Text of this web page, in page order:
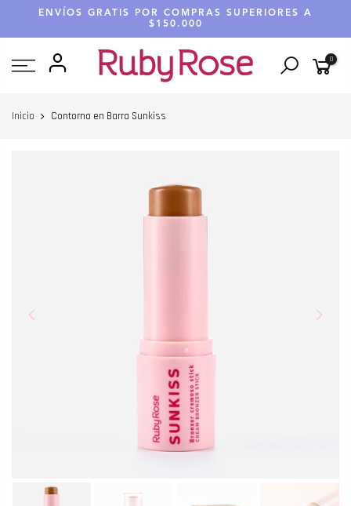
ENVÍOS GRATIS POR COMPRAS SUPERIORES A
$150.000
0
Inicio Contorno en Barra Sunkiss